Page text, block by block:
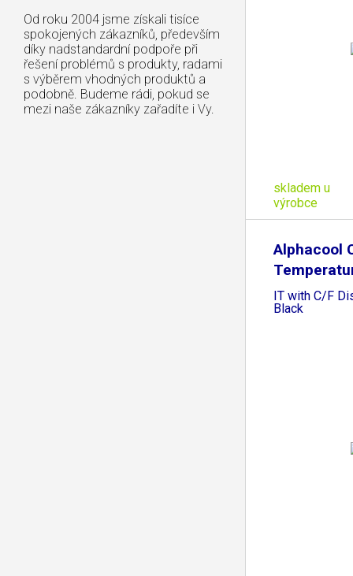
Od roku 2004 jsme získali tisíce
spokojených zákazníků, především
díky nadstandardní podpoře při
řešení problémů s produkty, radami
s výběrem vhodných produktů a
podobně. Budeme rádi, pokud se
mezi naše zákazníky zařadíte i Vy.
skladem u
výrobce
Alphacool
G1/4"
IT with C/F
Black